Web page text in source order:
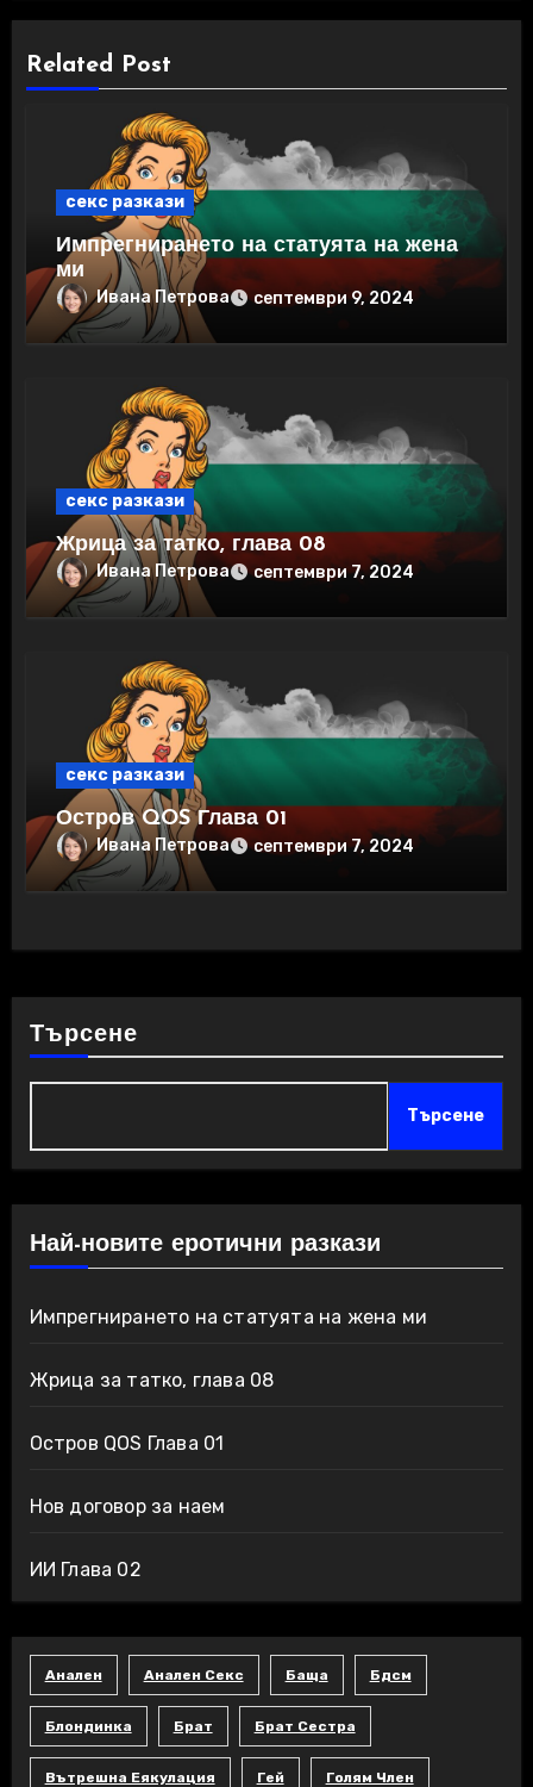
Related Post
секс разкази
Импрегнирането на статуята на жена
ми
Ивана Петрова септември 9, 2024
секс разкази
Жрица за татко, глава 08
Ивана Петрова септември 7, 2024
секс разкази
Остров QOS Глава 01
Ивана Петрова септември 7, 2024
Търсене
Търсене
Най-новите еротични разкази
Импрегнирането на статуята на жена ми
Жрица за татко, глава 08
Остров QOS Глава 01
Нов договор за наем
ИИ Глава 02
Анален Анален Секс Баща Бдсм
Блондинка Брат Брат Сестра
Вътрешна Еякулация Гей Голям Член